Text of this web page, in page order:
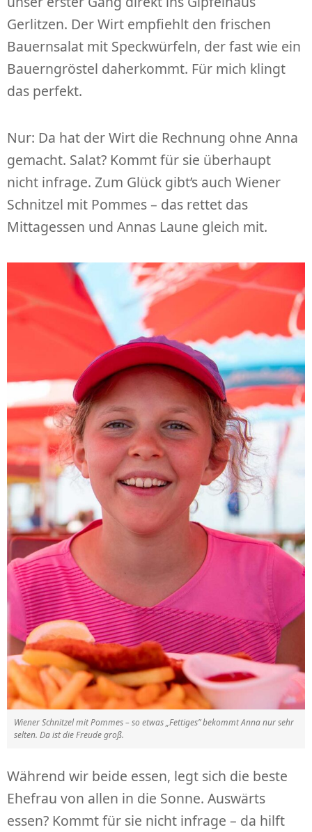
Gerlitzen. Der Wirt empfiehlt den frischen
Bauernsalat mit Speckwürfeln, der fast wie ein
Bauerngröstel daherkommt. Für mich klingt
das perfekt.
Nur: Da hat der Wirt die Rechnung ohne Anna
gemacht. Salat? Kommt für sie überhaupt
nicht infrage. Zum Glück gibt’s auch Wiener
Schnitzel mit Pommes – das rettet das
Mittagessen und Annas Laune gleich mit.
Wiener Schnitzel mit Pommes – so etwas „Fettiges” bekommt Anna nur sehr
selten. Da ist die Freude groß.
Während wir beide essen, legt sich die beste
Ehefrau von allen in die Sonne. Auswärts
essen? Kommt für sie nicht infrage – da hilft